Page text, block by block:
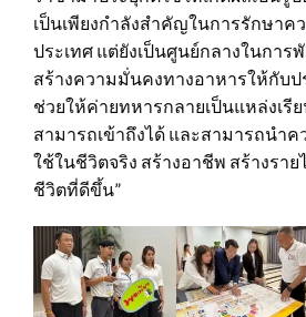
เป็นเพียงกำลังสำคัญในการรักษาค
ประเทศ แต่ยังเป็นศูนย์กลางในการ
สร้างความมั่นคงทางอาหารให้กับ
ช่วยให้ค่ายทหารกลายเป็นแหล่งเรี
สามารถเข้าถึงได้ และสามารถนำ
ใช้ในชีวิตจริง สร้างอาชีพ สร้างรา
ชีวิตที่ดีขึ้น”